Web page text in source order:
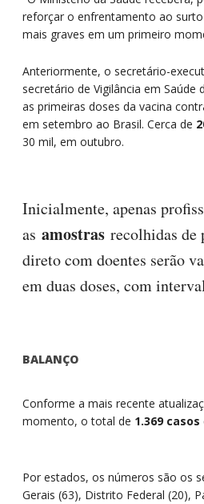
reforçar o enfrentamento ao
mais graves em um primeiro
Anteriormente, o secretário-
secretário de Vigilância em
as primeiras doses da vacina
em setembro ao Brasil. Cerca de
30 mil, em outubro.
Inicialmente, apenas
as amostras recolhidas de
direto com doentes serão
em duas doses, com
BALANÇO
Conforme a mais recente
momento, o total de 1.369 casos
Por estados, os números são os
Gerais (63), Distrito Federal (20),